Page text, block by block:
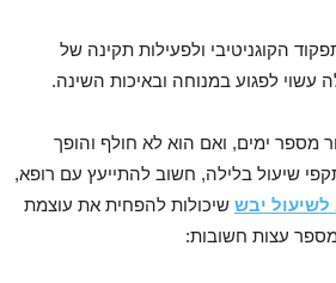
הקוגניטיבי ולפעילות תקינה של
עשוי לפגוע במנוחה ובאיכות השינה.
מספר ימים, ואם הוא לא חולף והופך
שיעול בלילה, חשוב להתייעץ עם רופא,
יבש שיכולות להפחית את עוצמת
מספר עצות חשובות: